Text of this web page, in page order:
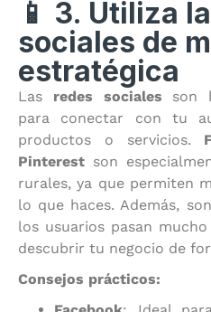
📱 3. Utiliza
sociales de
estratégica
Las redes sociales son
para conectar con tu
productos o servicios.
Pinterest son
rurales, ya que permiten
lo que haces. Además,
los usuarios pasan
descubrir tu negocio de
Consejos prácticos: